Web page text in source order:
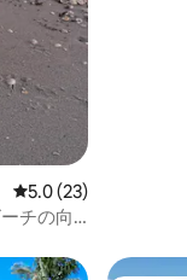
レビュー23件、5つ
5.0 (23)
チの向